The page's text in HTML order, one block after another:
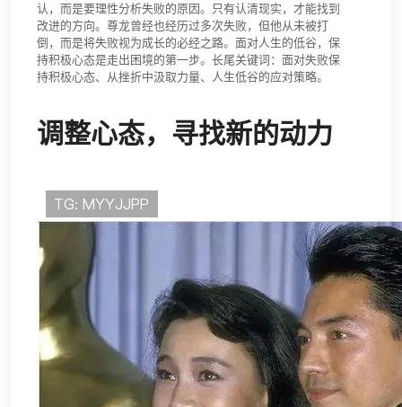
认，而是要理性分析失败的原因。只有认清现实，才能找到
改进的方向。尊龙曾经也经历过多次失败，但他从未被打
倒，而是将失败视为成长的必经之路。面对人生的低谷，保
持积极心态是走出困境的第一步。长尾关键词：面对失败保
持积极心态、从挫折中汲取力量、人生低谷的应对策略。
调整心态，寻找新的动力